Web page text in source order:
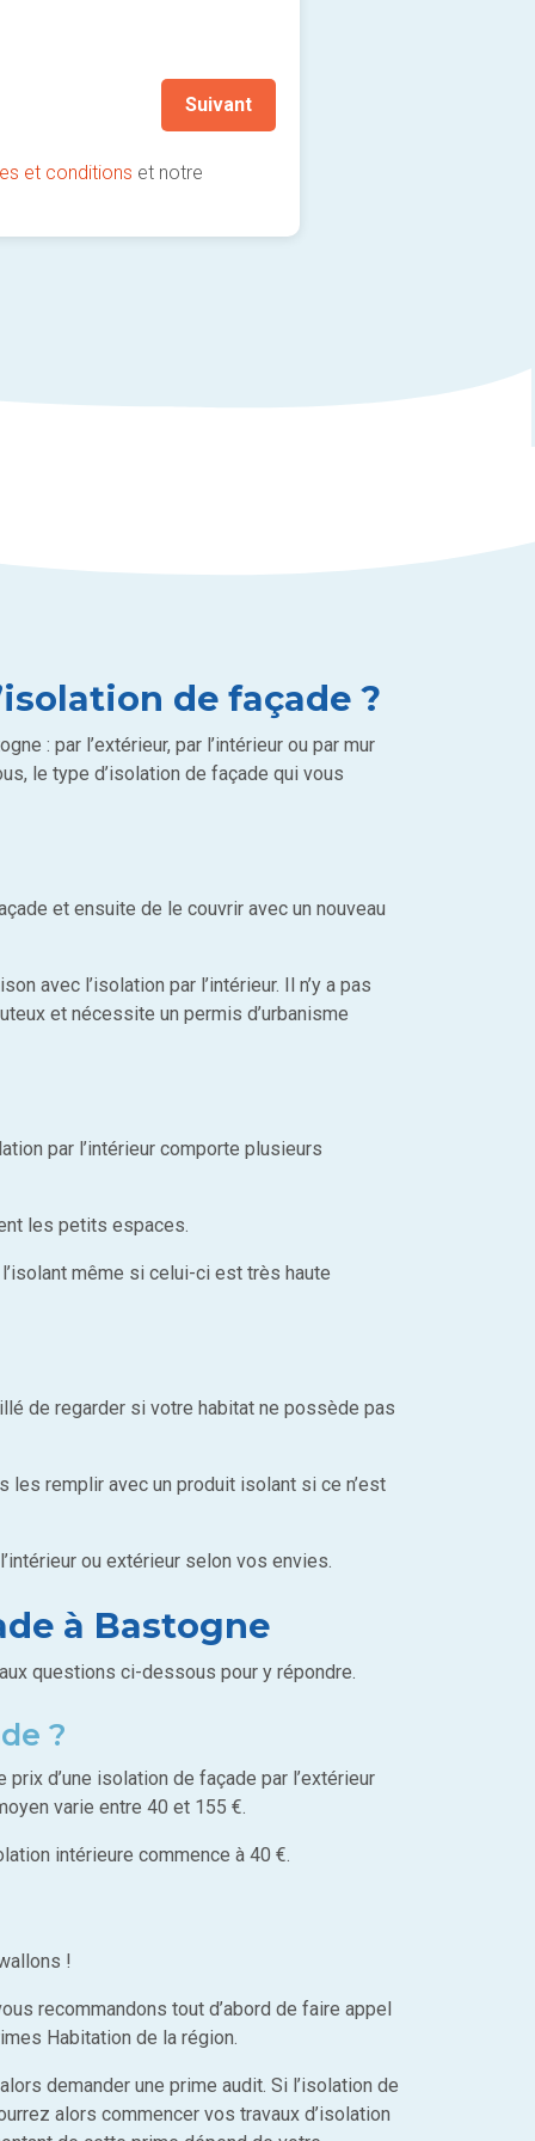
Suivant
et conditions et notre
de façade ?
: par l’extérieur, par l’intérieur ou par mur
le type d’isolation de façade qui vous
et ensuite de le couvrir avec un nouveau
avec l’isolation par l’intérieur. Il n’y a pas
et nécessite un permis d’urbanisme
par l’intérieur comporte plusieurs
les petits espaces.
même si celui-ci est très haute
de regarder si votre habitat ne possède pas
remplir avec un produit isolant si ce n’est
ou extérieur selon vos envies.
à Bastogne
questions ci-dessous pour y répondre.
?
d’une isolation de façade par l’extérieur
varie entre 40 et 155 €.
intérieure commence à 40 €.
!
recommandons tout d’abord de faire appel
Habitation de la région.
demander une prime audit. Si l’isolation de
alors commencer vos travaux d’isolation